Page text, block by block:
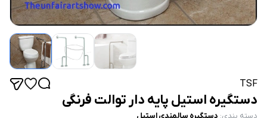
TSF
دستگیره استیل پایه دار توالت فرنگی
دسته بندی: دستگیره سالمندی استیل